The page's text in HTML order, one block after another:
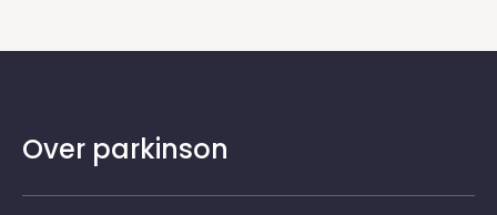
Over parkinson